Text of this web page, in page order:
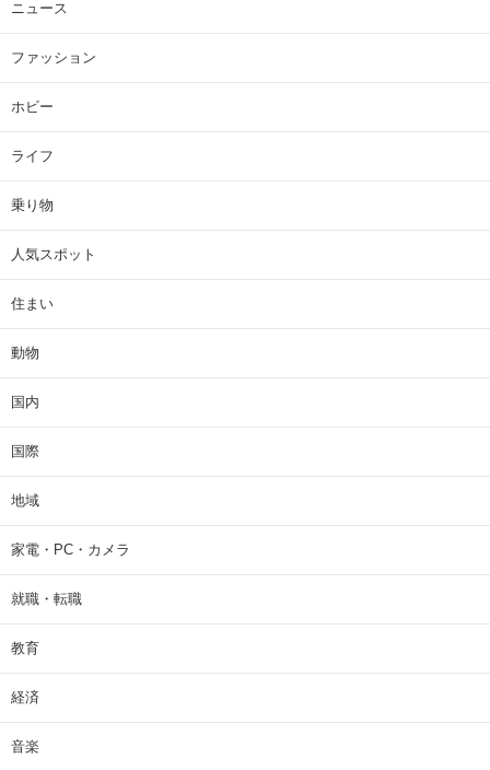
ニュース
ファッション
ホビー
ライフ
乗り物
人気スポット
住まい
動物
国内
国際
地域
家電・PC・カメラ
就職・転職
教育
経済
音楽